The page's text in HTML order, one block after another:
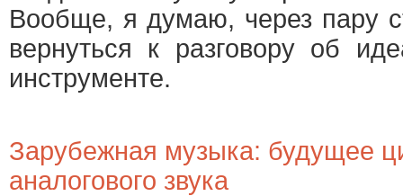
Вообще, я думаю, через пару
вернуться к разговору об
инструменте.
Зарубежная музыка: будущее
аналогового звука